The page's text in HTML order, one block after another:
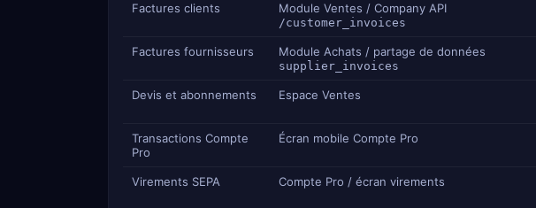
Factures clients Module Ventes / Company API
/customer_invoices
Factures fournisseurs Module Achats / partage de données
supplier_invoices
Devis et abonnements Espace Ventes
Transactions Compte
Pro
Écran mobile Compte Pro
Virements SEPA Compte Pro / écran virements